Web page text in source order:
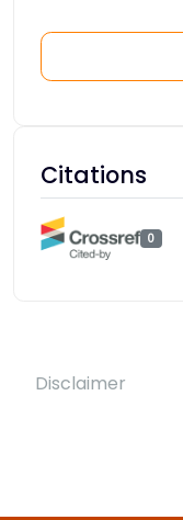
Citations
0
Disclaimer